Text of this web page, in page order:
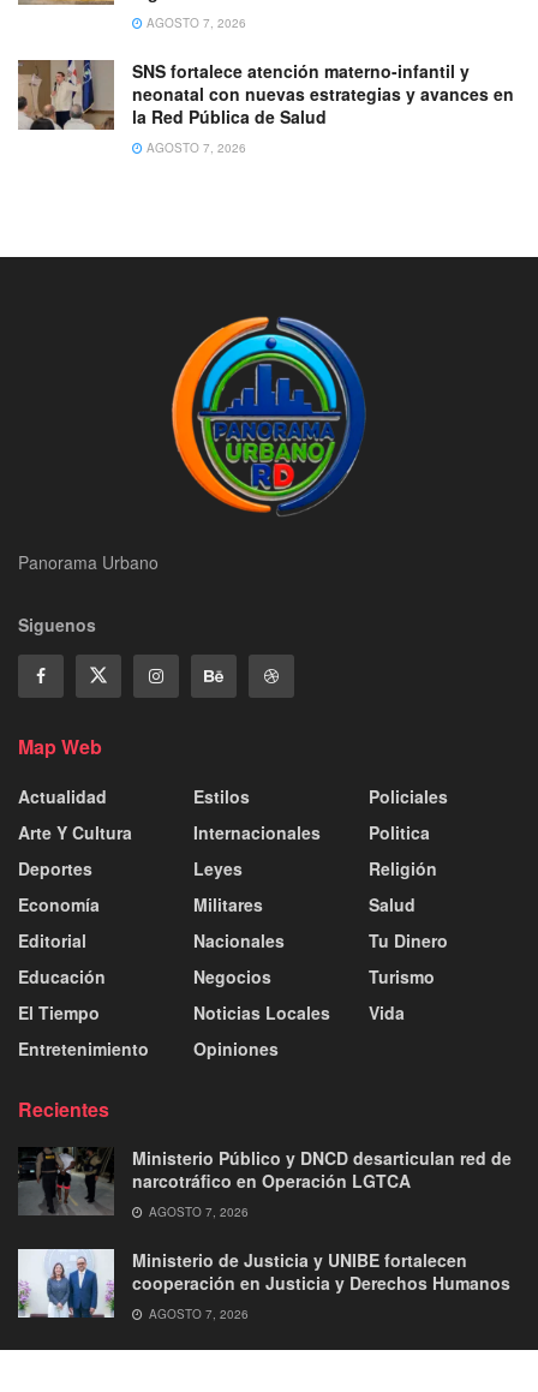
AGOSTO 7, 2026
SNS fortalece atención materno-infantil y
neonatal con nuevas estrategias y avances en
la Red Pública de Salud
AGOSTO 7, 2026
Panorama Urbano
Siguenos
Map Web
Actualidad
Arte Y Cultura
Deportes
Economía
Editorial
Educación
El Tiempo
Entretenimiento
Estilos
Internacionales
Leyes
Militares
Nacionales
Negocios
Noticias Locales
Opiniones
Policiales
Politica
Religión
Salud
Tu Dinero
Turismo
Vida
Recientes
Ministerio Público y DNCD desarticulan red de
narcotráfico en Operación LGTCA
AGOSTO 7, 2026
Ministerio de Justicia y UNIBE fortalecen
cooperación en Justicia y Derechos Humanos
AGOSTO 7, 2026